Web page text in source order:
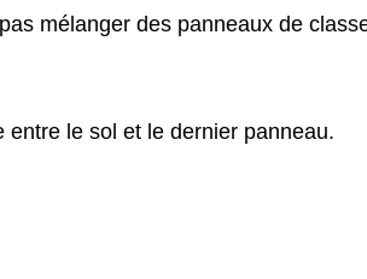
mélanger des panneaux de
le sol et le dernier panneau.